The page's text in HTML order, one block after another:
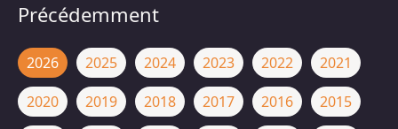
Précédemment
2026 2025 2024 2023 2022
2021
2020
2019 2018 2017 2016
2015